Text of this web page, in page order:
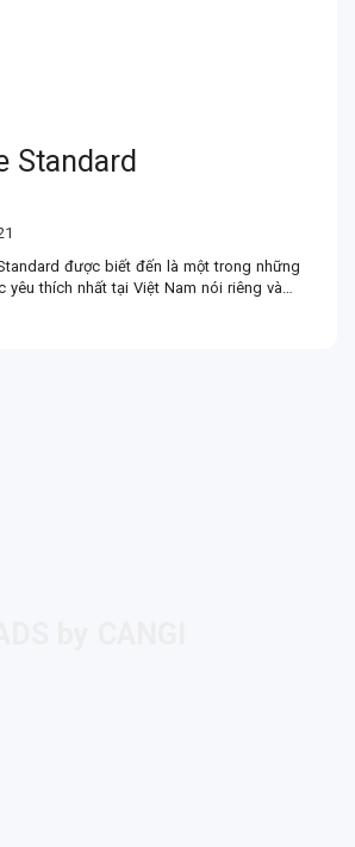
Standard
được biết đến là một trong những
yêu thích nhất tại Việt Nam nói riêng và